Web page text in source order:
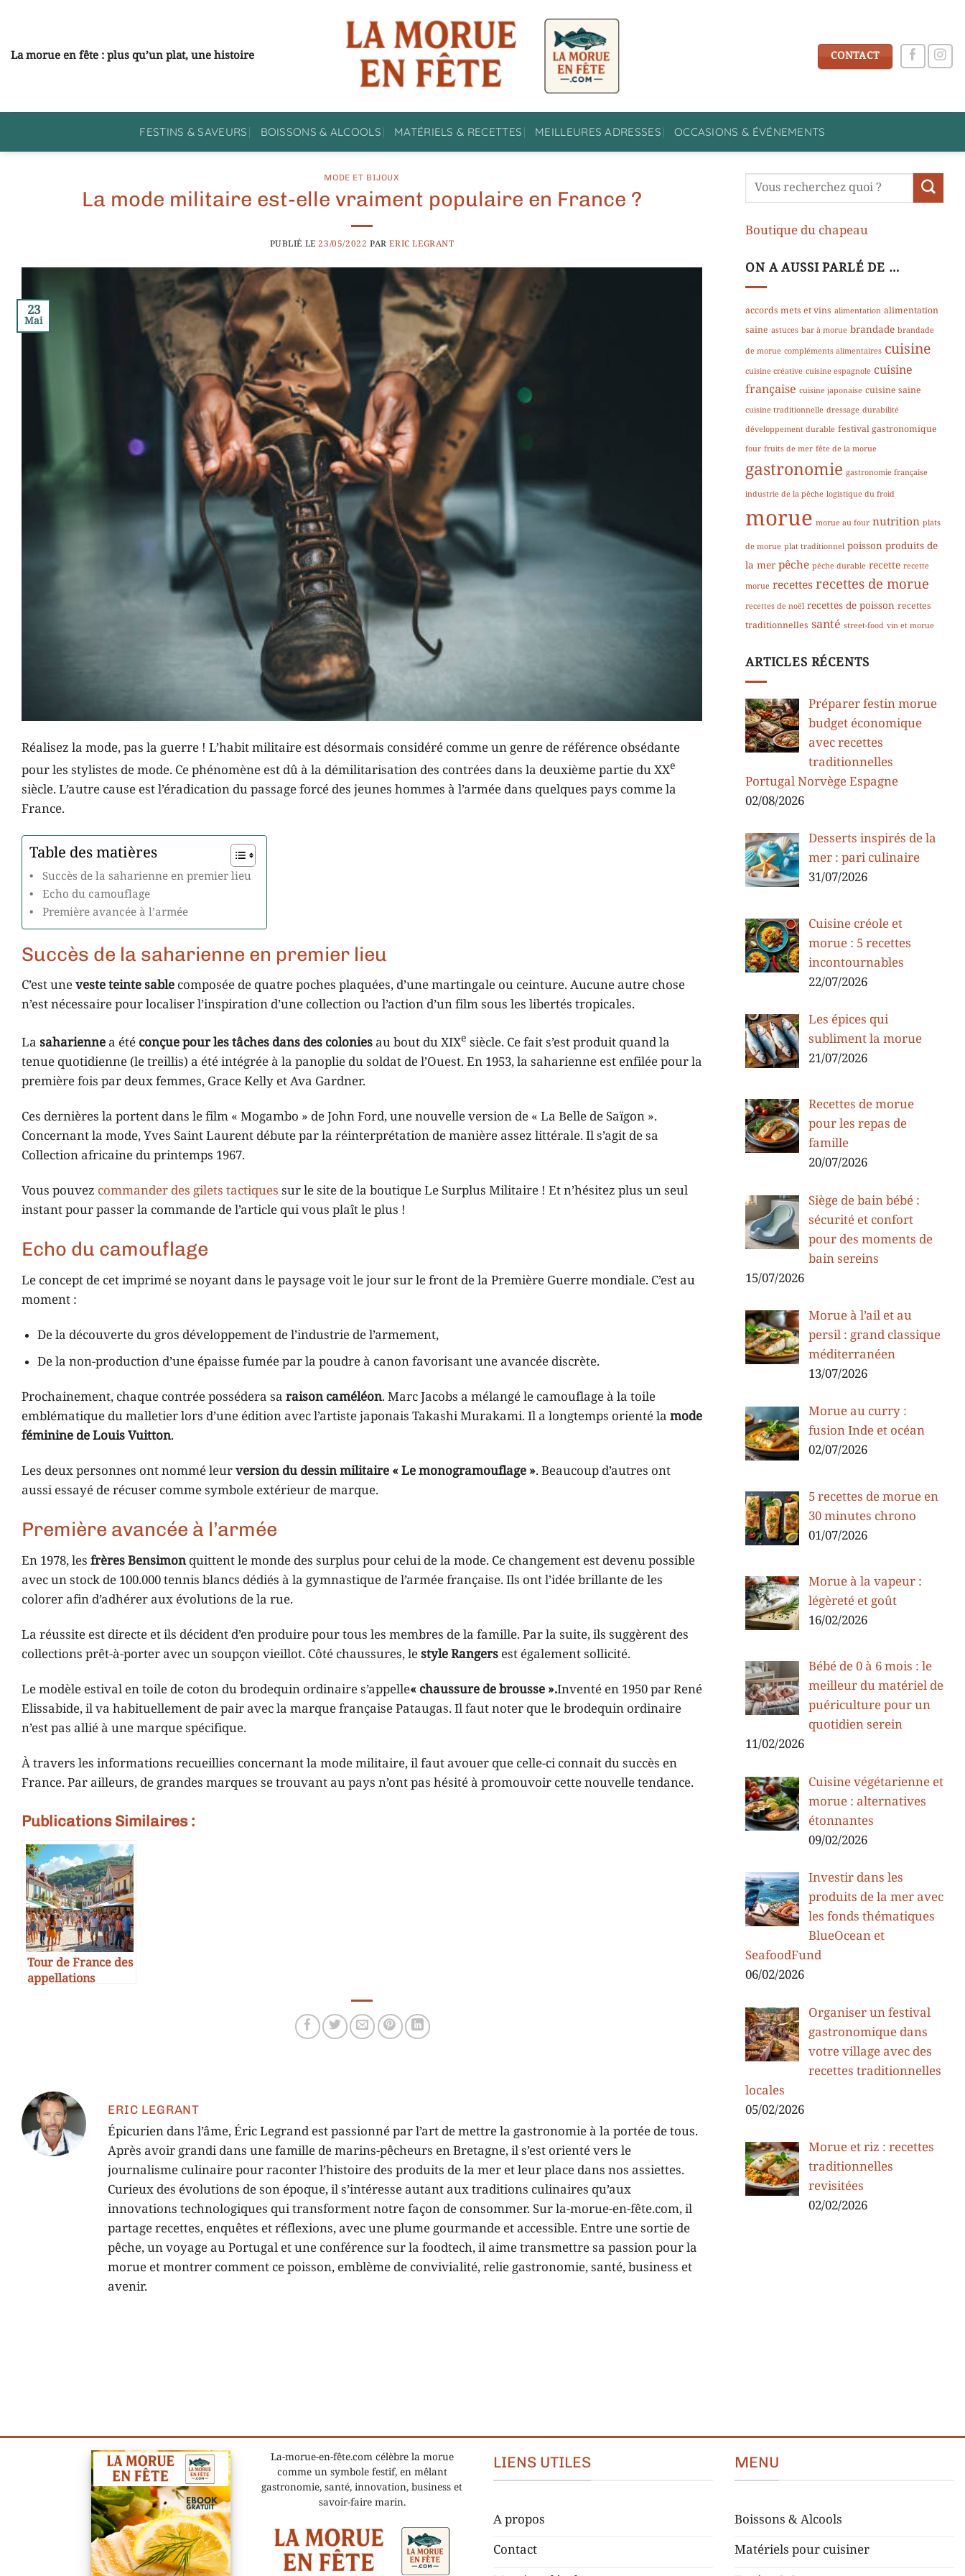
contenu
La morue en fête : plus qu’un plat, une histoire CONTACT
FESTINS & SAVEURS BOISSONS & ALCOOLS MATÉRIELS & RECETTES MEILLEURES ADRESSES OCCASIONS & ÉVÉNEMENTS
MODE ET BIJOUX
La mode militaire est-elle vraiment populaire en France ?
PUBLIÉ LE23/05/2022 PARERIC LEGRANT
23
Mai
Réalisez la mode, pas la guerre ! L’habit militaire est désormais considéré comme un genre de référence obsédante
pour les stylistes de mode. Ce phénomène est dû à la démilitarisation des contrées dans la deuxième partie du XXe
siècle. L’autre cause est l’éradication du passage forcé des jeunes hommes à l’armée dans quelques pays comme la
France.
Table des matières
Succès de la saharienne en premier lieu
Echo du camouflage
Première avancée à l’armée
Succès de la saharienne en premier lieu
C’est uneveste teinte sable composée de quatre poches plaquées, d’une martingale ou ceinture. Aucune autre chose
n’est nécessaire pour localiser l’inspiration d’une collection ou l’action d’un film sous les libertés tropicales.
La sahariennea été conçue pour les tâches dans des coloniesau bout du XIXe siècle. Ce fait s’est produit quand la
tenue quotidienne (le treillis) a été intégrée à la panoplie du soldat de l’Ouest. En 1953, la saharienne est enfilée pour la
première fois par deux femmes, Grace Kelly et Ava Gardner.
Ces dernières la portent dans le film « Mogambo » de John Ford, une nouvelle version de « La Belle de Saïgon ».
Concernant la mode, Yves Saint Laurent débute par la réinterprétation de manière assez littérale. Il s’agit de sa
Collection africaine du printemps 1967.
Vous pouvez commander des gilets tactiques sur le site de la boutique Le Surplus Militaire ! Et n’hésitez plus un seul
instant pour passer la commande de l’article qui vous plaît le plus !
Echo du camouflage
Le concept de cet imprimé se noyant dans le paysage voit le jour sur le front de la Première Guerre mondiale. C’est au
moment :
De la découverte du gros développement de l’industrie de l’armement,
De la non-production d’une épaisse fumée par la poudre à canon favorisant une avancée discrète.
Prochainement, chaque contrée possédera sa raison caméléon. Marc Jacobs a mélangé le camouflage à la toile
emblématique du malletier lors d’une édition avec l’artiste japonais Takashi Murakami. Il a longtemps orienté la mode
féminine de Louis Vuitton.
Les deux personnes ont nommé leurversion du dessin militaire « Le monogramouflage ». Beaucoup d’autres ont
aussi essayé de récuser comme symbole extérieur de marque.
Première avancée à l’armée
En 1978, les frères Bensimonquittent le monde des surplus pour celui de la mode. Ce changement est devenu possible
avec un stock de 100.000 tennis blancs dédiés à la gymnastique de l’armée française. Ils ont l’idée brillante de les
colorer afin d’adhérer aux évolutions de la rue.
La réussite est directe et ils décident d’en produire pour tous les membres de la famille. Par la suite, ils suggèrent des
collections prêt-à-porter avec un soupçon vieillot. Côté chaussures, lestyle Rangers est également sollicité.
Le modèle estival en toile de coton du brodequin ordinaire s’appelle« chaussure de brousse ».Inventé en 1950 par René
Elissabide, il va habituellement de pair avec la marque française Pataugas. Il faut noter que le brodequin ordinaire
n’est pas allié à une marque spécifique.
À travers les informations recueillies concernant la mode militaire, il faut avouer que celle-ci connait du succès en
France. Par ailleurs, de grandes marques se trouvant au pays n’ont pas hésité à promouvoir cette nouvelle tendance.
Publications Similaires :
Tour de France des
appellations
ERIC LEGRANT
Épicurien dans l’âme, Éric Legrand est passionné par l’art de mettre la gastronomie à la portée de tous.
Après avoir grandi dans une famille de marins-pêcheurs en Bretagne, il s’est orienté vers le
journalisme culinaire pour raconter l’histoire des produits de la mer et leur place dans nos assiettes.
Curieux des évolutions de son époque, il s’intéresse autant aux traditions culinaires qu’aux
innovations technologiques qui transforment notre façon de consommer. Sur la-morue-en-fête.com, il
partage recettes, enquêtes et réflexions, avec une plume gourmande et accessible. Entre une sortie de
pêche, un voyage au Portugal et une conférence sur la foodtech, il aime transmettre sa passion pour la
morue et montrer comment ce poisson, emblème de convivialité, relie gastronomie, santé, business et
avenir.
Boutique du chapeau
ON A AUSSI PARLÉ DE …
accords mets et vins alimentation alimentation
saine astuces bar à morue brandade brandade
de morue compléments alimentaires cuisine
cuisine créative cuisine espagnole cuisine
française cuisine japonaise cuisine saine
cuisine traditionnelle dressage durabilité
développement durable festival gastronomique
four fruits de mer fête de la morue
gastronomie gastronomie française
industrie de la pêche logistique du froid
morue morue au four nutrition plats
de morue plat traditionnel poisson produits de
la mer pêche pêche durable recette recette
morue recettes recettes de morue
recettes de noël recettes de poisson recettes
traditionnelles santé street-food vin et morue
ARTICLES RÉCENTS
Préparer festin morue
budget économique
avec recettes
traditionnelles
Portugal Norvège Espagne
02/08/2026
Desserts inspirés de la
mer : pari culinaire
31/07/2026
Cuisine créole et
morue : 5 recettes
incontournables
22/07/2026
Les épices qui
subliment la morue
21/07/2026
Recettes de morue
pour les repas de
famille
20/07/2026
Siège de bain bébé :
sécurité et confort
pour des moments de
bain sereins
15/07/2026
Morue à l’ail et au
persil : grand classique
méditerranéen
13/07/2026
Morue au curry :
fusion Inde et océan
02/07/2026
5 recettes de morue en
30 minutes chrono
01/07/2026
Morue à la vapeur :
légèreté et goût
16/02/2026
Bébé de 0 à 6 mois : le
meilleur du matériel de
puériculture pour un
quotidien serein
11/02/2026
Cuisine végétarienne et
morue : alternatives
étonnantes
09/02/2026
Investir dans les
produits de la mer avec
les fonds thématiques
BlueOcean et
SeafoodFund
06/02/2026
Organiser un festival
gastronomique dans
votre village avec des
recettes traditionnelles
locales
05/02/2026
Morue et riz : recettes
traditionnelles
revisitées
02/02/2026
La-morue-en-fête.com célèbre la morue
comme un symbole festif, en mêlant
gastronomie, santé, innovation, business et
savoir-faire marin.
LIENS UTILES
A propos
Contact
MENU
Boissons & Alcools
Matériels pour cuisiner